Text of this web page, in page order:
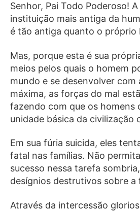
Senhor, Pai Todo Poderoso!
instituição mais antiga da
é tão antiga quanto o próprio
Mas, porque esta é sua
meios pelos quais o homem
mundo e se desenvolver com
máxima, as forças do mal
fazendo com que os homens
unidade básica da civilização
Em sua fúria suicida, eles
fatal nas famílias. Não
sucesso nessa tarefa
desígnios destrutivos sobre a
Através da intercessão